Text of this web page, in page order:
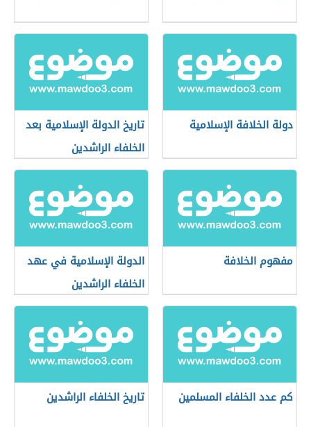
دولة الخلافة الإسلامية
تاريخ الدولة الإسلامية بعد
الخلفاء الراشدين
مفهوم الخلافة
الدولة الإسلامية في عهد
الخلفاء الراشدين
كم عدد الخلفاء المسلمين تاريخ الخلفاء الراشدين